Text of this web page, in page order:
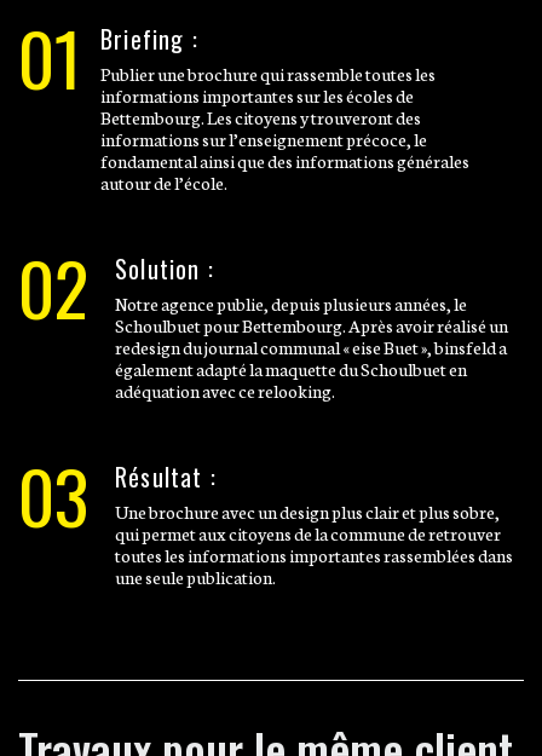
01 Briefing :
Publier une brochure qui rassemble toutes les
informations importantes sur les écoles de
Bettembourg. Les citoyens y trouveront des
informations sur l’enseignement précoce, le
fondamental ainsi que des informations générales
autour de l’école.
02 Solution :
Notre agence publie, depuis plusieurs années, le
Schoulbuet pour Bettembourg. Après avoir réalisé un
redesign du journal communal « eise Buet », binsfeld a
également adapté la maquette du Schoulbuet en
adéquation avec ce relooking.
03 Résultat :
Une brochure avec un design plus clair et plus sobre,
qui permet aux citoyens de la commune de retrouver
toutes les informations importantes rassemblées dans
une seule publication.